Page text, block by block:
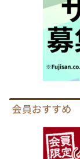
会員おすすめ